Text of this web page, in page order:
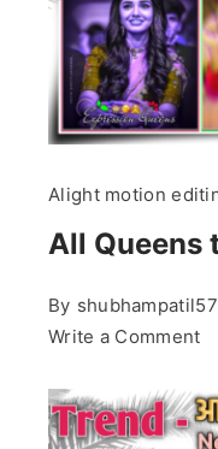
Alight motion
All Queens
By
Write a Commenton